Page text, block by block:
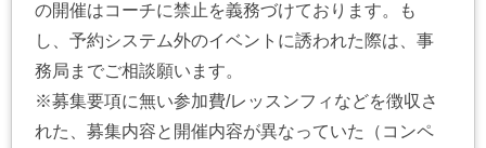
の開催はコーチに禁止を義務づけております。も
し、予約システム外のイベントに誘われた際は、事
務局までご相談願います。
※募集要項に無い参加費/レッスンフィなどを徴収さ
れた、募集内容と開催内容が異なっていた（コンペ